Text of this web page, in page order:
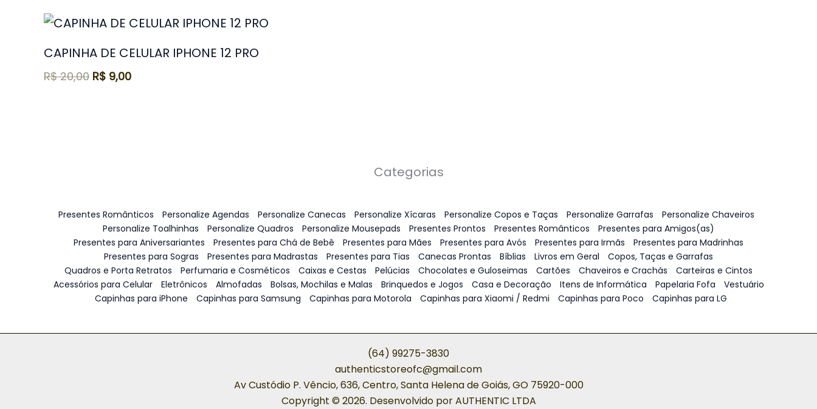
CAPINHA DE CELULAR IPHONE 12 PRO
R$20,00 R$ 9,00
Categorias
Presentes Românticos Personalize Agendas Personalize Canecas Personalize Xícaras Personalize Copos e Taças Personalize Garrafas
Personalize Chaveiros
Personalize Toalhinhas
Personalize Quadros Personalize Mousepads Presentes Prontos Presentes Românticos
Presentes para Amigos(as)
Presentes para Aniversariantes
Presentes para Chá de Bebê Presentes para Mães Presentes para Avós Presentes para Irmãs
Presentes para Madrinhas
Presentes para Sogras
Presentes para Madrastas Presentes para Tias Canecas Prontas Bíblias Livros em Geral
Copos, Taças e Garrafas
Quadros e Porta Retratos
Perfumaria e Cosméticos Caixas e Cestas Pelúcias Chocolates e Guloseimas Cartões Chaveiros e Crachás
Carteiras e Cintos
Acessórios para Celular
Eletrônicos Almofadas Bolsas, Mochilas e Malas Brinquedos e Jogos Casa e Decoração Itens de Informática Papelaria Fofa
Vestuário
Capinhas para iPhone
Capinhas para Samsung Capinhas para Motorola Capinhas para Xiaomi / Redmi Capinhas para Poco Capinhas para LG
(64) 99275-3830
authenticstoreofc@gmail.com
Av Custódio P. Vêncio, 636, Centro, Santa Helena de Goiás, GO 75920-000
Copyright © 2026. Desenvolvido por AUTHENTIC LTDA